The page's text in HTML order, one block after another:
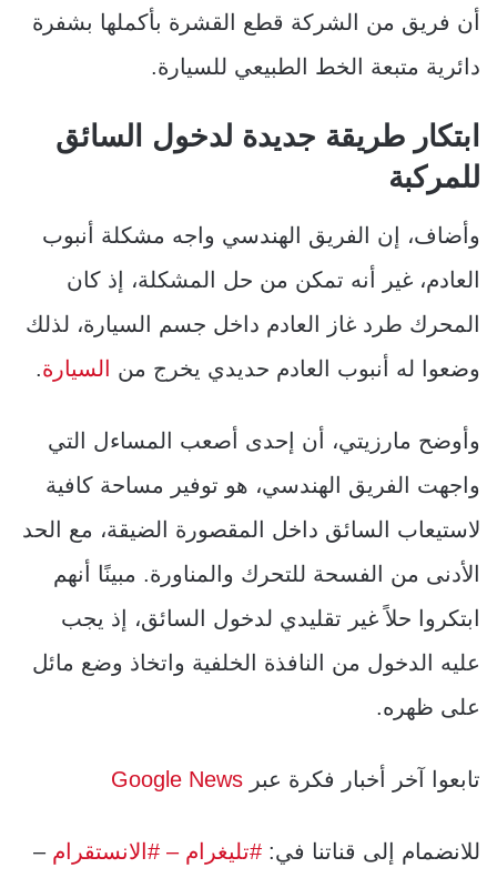
أن فريق من الشركة قطع القشرة بأكملها بشفرة
دائرية متبعة الخط الطبيعي للسيارة.
ابتكار طريقة جديدة لدخول السائق
للمركبة
وأضاف، إن الفريق الهندسي واجه مشكلة أنبوب
العادم، غير أنه تمكن من حل المشكلة، إذ كان
المحرك طرد غاز العادم داخل جسم السيارة، لذلك
وضعوا له أنبوب العادم حديدي يخرج من
السيارة.
وأوضح مارزيتي، أن إحدى أصعب المساءل التي
واجهت الفريق الهندسي، هو توفير مساحة كافية
لاستيعاب السائق داخل المقصورة الضيقة، مع الحد
الأدنى من الفسحة للتحرك والمناورة. مبينًا أنهم
ابتكروا حلاً غير تقليدي لدخول السائق، إذ يجب
عليه الدخول من النافذة الخلفية واتخاذ وضع مائل
على ظهره.
تابعوا آخر أخبار فكرة عبر Google News
للانضمام إلى قناتنا في: #تليغرام– #الانستقرام –